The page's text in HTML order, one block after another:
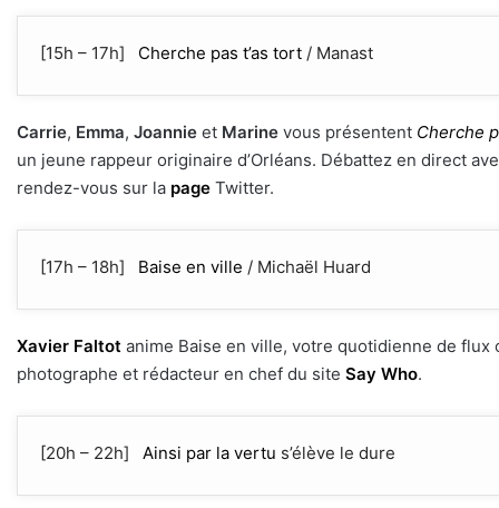
[15h – 17h] Cherche pas t’as tort / Manast
Carrie, Emma, Joannie et Marine vous présentent Cherche
un jeune rappeur originaire d’Orléans. Débattez en direct
rendez-vous sur la page Twitter.
[17h – 18h] Baise en ville / Michaël Huard
Xavier Faltot anime Baise en ville, votre quotidienne de
photographe et rédacteur en chef du site Say Who.
[20h – 22h] Ainsi par la vertu s’élève le dure